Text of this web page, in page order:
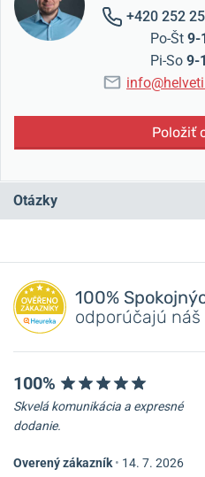
+420 252
Po-Št 9-
Pi-So 9-
Položiť
Otázky
Máte otázku?
100%
odporúčajú náš
100%
Skvelá komunikácia a expresné
dodanie.
Overený zákazník • 14. 7. 2026